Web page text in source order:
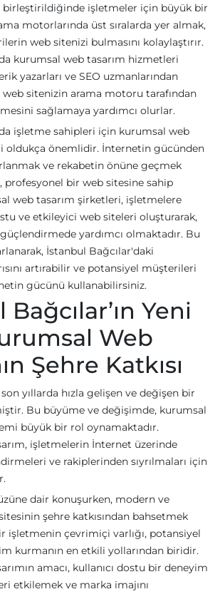
işletmeler için büyük bir
motorlarında üst sıralarda yer almak,
web sitenizi bulmasını kolaylaştırır.
kurumsal web tasarım hizmetleri
yazarları ve SEO uzmanlarından
sitenizin arama motoru tarafından
sağlamaya yardımcı olurlar.
işletme sahipleri için kurumsal web
oldukça önemlidir. İnternetin gücünden
ve rekabetin önüne geçmek
profesyonel bir web sitesine sahip
web tasarım şirketleri, işletmelere
ve etkileyici web siteleri oluşturarak,
güçlendirmede yardımcı olmaktadır. Bu
İstanbul Bağcılar'daki
artırabilir ve potansiyel müşterileri
gücünü kullanabilirsiniz.
Yeni
Web
Şehre Katkısı
yıllarda hızla gelişen ve değişen bir
Bu büyüme ve değişimde, kurumsal
büyük bir rol oynamaktadır.
işletmelerin İnternet üzerinde
ve rakiplerinden sıyrılmaları için
dair konuşurken, modern ve
şehre katkısından bahsetmek
işletmenin çevrimiçi varlığı, potansiyel
kurmanın en etkili yollarından biridir.
amacı, kullanıcı dostu bir deneyim
etkilemek ve marka imajını